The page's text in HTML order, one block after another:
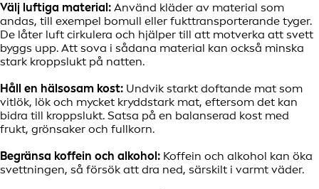
Välj luftiga material: Använd kläder av material som
andas, till exempel bomull eller fukttransporterande tyger.
De låter luft cirkulera och hjälper till att motverka att svett
byggs upp. Att sova i sådana material kan också minska
stark kroppslukt på natten.
Håll en hälsosam kost: Undvik starkt doftande mat som
vitlök, lök och mycket kryddstark mat, eftersom det kan
bidra till kroppslukt. Satsa på en balanserad kost med
frukt, grönsaker och fullkorn.
Begränsa koffein och alkohol: Koffein och alkohol kan öka
svettningen, så försök att dra ned, särskilt i varmt väder.